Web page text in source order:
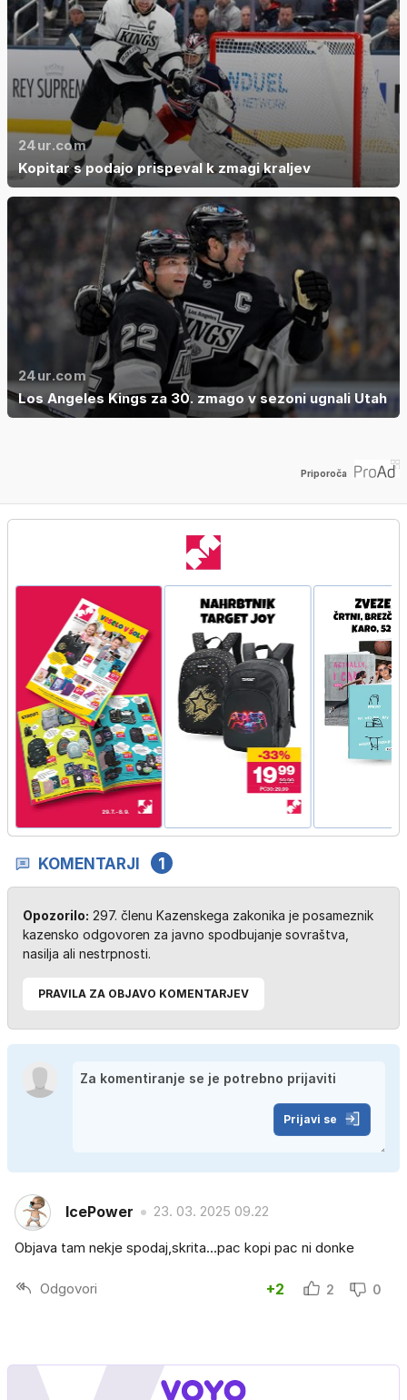
24ur.com
Kopitar s podajo prispeval k zmagi kraljev
24ur.com
Los Angeles Kings za 30. zmago v sezoni ugnali Utah
Priporoča
KOMENTARJI 1
Opozorilo: 297. členu Kazenskega zakonika je posameznik
kazensko odgovoren za javno spodbujanje sovraštva,
nasilja ali nestrpnosti.
PRAVILA ZA OBJAVO KOMENTARJEV
Prijavi se
lcePower 23. 03. 2025 09.22
Objava tam nekje spodaj,skrita...pac kopi pac ni donke
Odgovori +2 2 0